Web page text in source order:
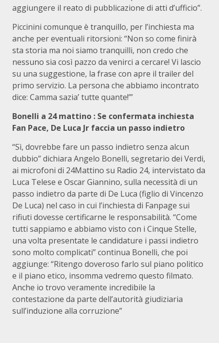
aggiungere il reato di pubblicazione di atti d’ufficio”.
Piccinini comunque è tranquillo, per l’inchiesta ma
anche per eventuali ritorsioni: “Non so come finirà
sta storia ma noi siamo tranquilli, non credo che
nessuno sia così pazzo da venirci a cercare! Vi lascio
su una suggestione, la frase con apre il trailer del
primo servizio. La persona che abbiamo incontrato
dice: Camma sazia’ tutte quante!’”
Bonelli a 24 mattino : Se confermata inchiesta
Fan Pace, De Luca Jr faccia un passo indietro
“Sì, dovrebbe fare un passo indietro senza alcun
dubbio” dichiara Angelo Bonelli, segretario dei Verdi,
ai microfoni di 24Mattino su Radio 24, intervistato da
Luca Telese e Oscar Giannino, sulla necessità di un
passo indietro da parte di De Luca (figlio di Vincenzo
De Luca) nel caso in cui l’inchiesta di Fanpage sui
rifiuti dovesse certificarne le responsabilità. “Come
tutti sappiamo e abbiamo visto con i Cinque Stelle,
una volta presentate le candidature i passi indietro
sono molto complicati” continua Bonelli, che poi
aggiunge: “Ritengo doveroso farlo sul piano politico
e il piano etico, insomma vedremo questo filmato.
Anche io trovo veramente incredibile la
contestazione da parte dell’autorità giudiziaria
sull’induzione alla corruzione”